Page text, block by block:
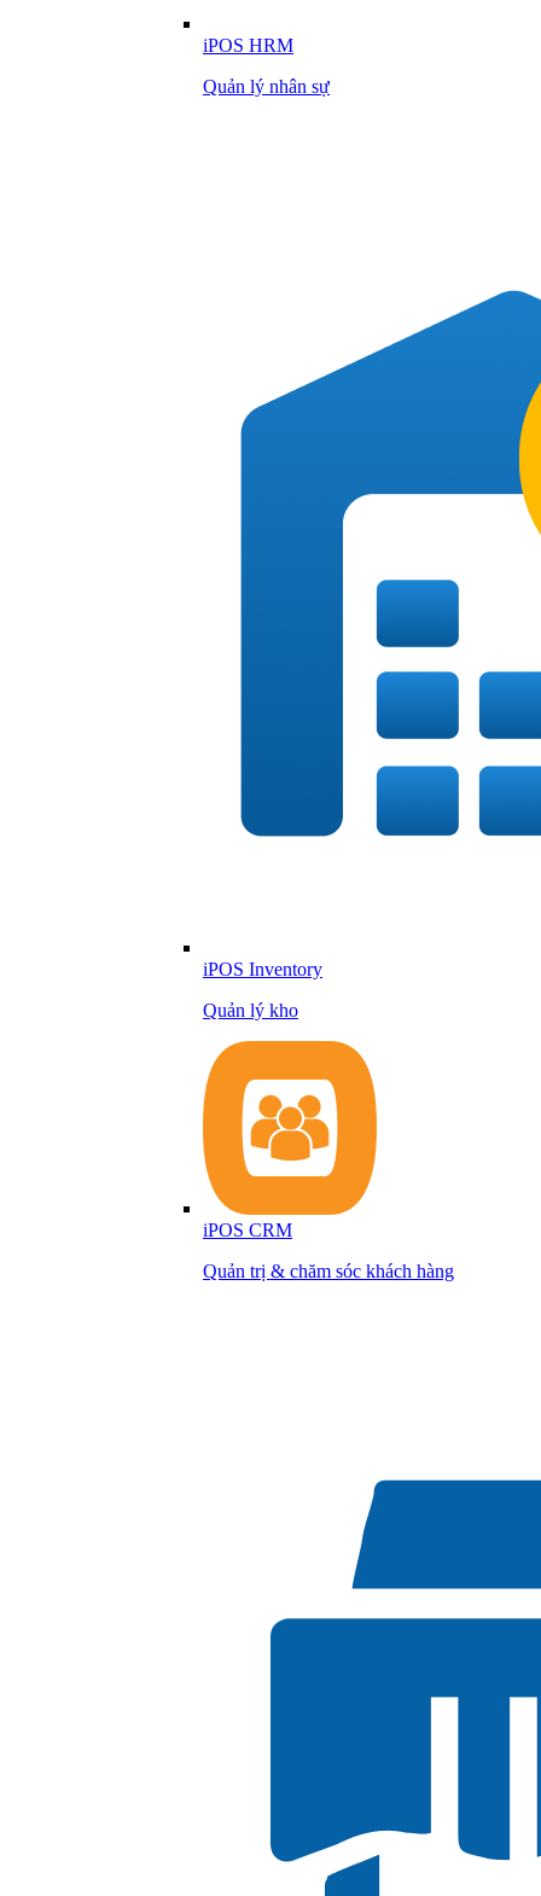
iPOS HRM
Quản lý nhân sự
iPOS Inventory
Quản lý kho
iPOS CRM
Quản trị & chăm sóc khách hàng